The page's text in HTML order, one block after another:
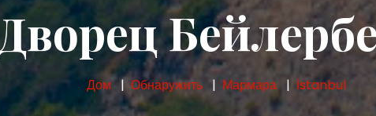
Дворец
Дом Обнаружить Мармара İstanbul